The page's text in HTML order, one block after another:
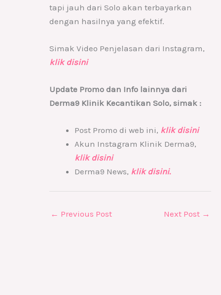
tapi jauh dari Solo akan terbayarkan
dengan hasilnya yang efektif.
Simak Video Penjelasan dari Instagram,
klik disini
Update Promo dan Info lainnya dari
Derma9 Klinik Kecantikan Solo, simak :
Post Promo di web ini, klik disini
Akun Instagram Klinik Derma9,
klik disini
Derma9 News, klik disini.
← Previous Post Next Post →